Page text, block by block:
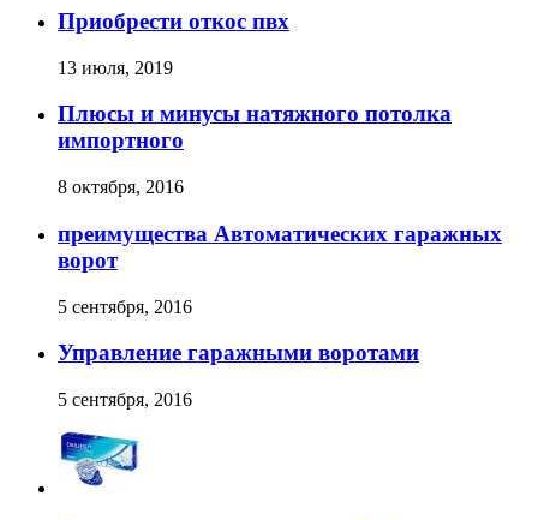
Приобрести откос пвх
13 июля, 2019
Плюсы и минусы натяжного потолка
импортного
8 октября, 2016
преимущества Автоматических гаражных
ворот
5 сентября, 2016
Управление гаражными воротами
5 сентября, 2016